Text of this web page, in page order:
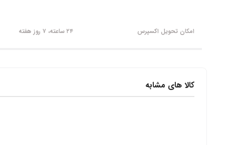
امکان تحویل اکسپرس ۲۴ ساعته، ۷ روز هفته
کالا های مشابه